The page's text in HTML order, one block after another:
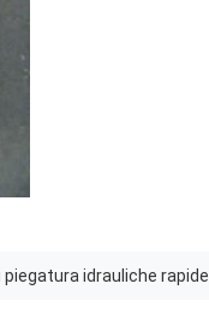
piegatura idrauliche rapide